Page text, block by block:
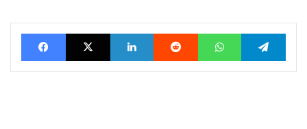
FacebookX LinkedIn Reddit WhatsApp